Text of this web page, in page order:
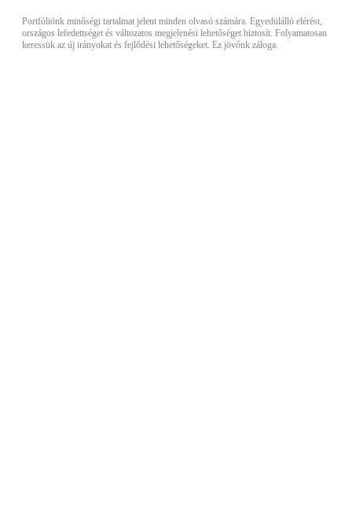
Portfóliónk minőségi tartalmat jelent minden olvasó számára. Egyedülálló elérést,
országos lefedettséget és változatos megjelenési lehetőséget biztosít. Folyamatosan
keressük az új irányokat és fejlődési lehetőségeket. Ez jövőnk záloga.